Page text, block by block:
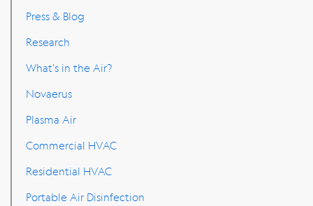
Press & Blog
Research
What's in the Air?
Novaerus
Plasma Air
Commercial HVAC
Residential HVAC
Portable Air Disinfection